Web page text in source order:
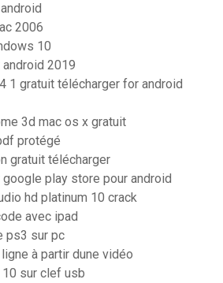
2006
10
2019
1 gratuit télécharger for android
3d mac os x gratuit
protégé
gratuit télécharger
play store pour android
hd platinum 10 crack
avec ipad
ps3 sur pc
à partir dune vidéo
sur clef usb